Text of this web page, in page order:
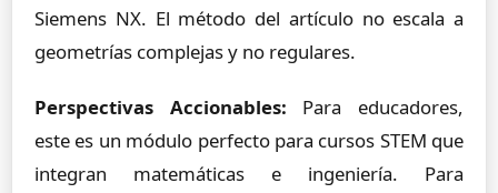
Siemens NX. El método del artículo no escala a
geometrías complejas y no regulares.
Perspectivas Accionables: Para educadores,
este es un módulo perfecto para cursos STEM que
integran matemáticas e ingeniería. Para